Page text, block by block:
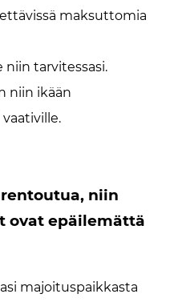
maksuttomia
niin tarvitessasi.
niin ikään
niin
ovat epäilemättä
majoituspaikkasta